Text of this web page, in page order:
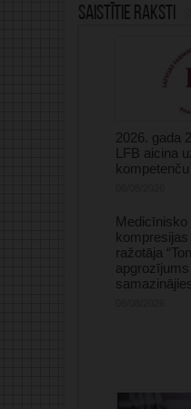
Saistītie raksti
2026. gada
LFB aicina
Medicīnisko
ražotāja
apgrozījums